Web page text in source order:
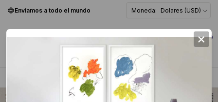
Enviamos a todo el mundo Moneda: Dolares (USD)
0
Abstracta >
×